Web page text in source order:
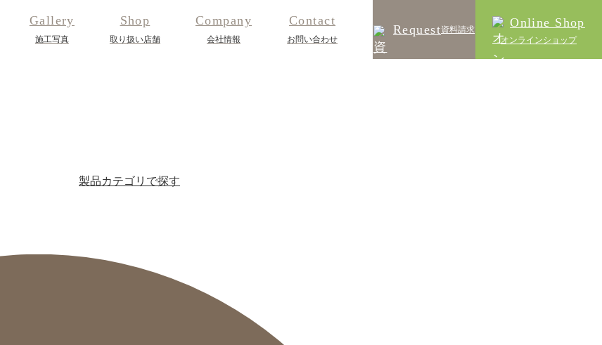
Gallery
施工写真
Shop
取り扱い店舗
Company
会社情報
Contact
お問い合わせ
Request資料請求 Online Shop
オンラインショップ
製品カテゴリで探す